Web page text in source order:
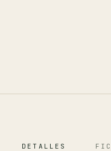
DETALLES